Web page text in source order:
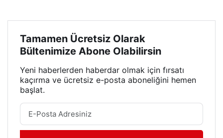
Tamamen Ücretsiz Olarak
Bültenimize Abone Olabilirsin
Yeni haberlerden haberdar olmak için fırsatı
kaçırma ve ücretsiz e-posta aboneliğini hemen
başlat.